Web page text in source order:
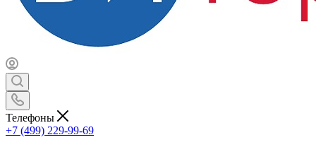
Телефоны
+7 (499) 229-99-69